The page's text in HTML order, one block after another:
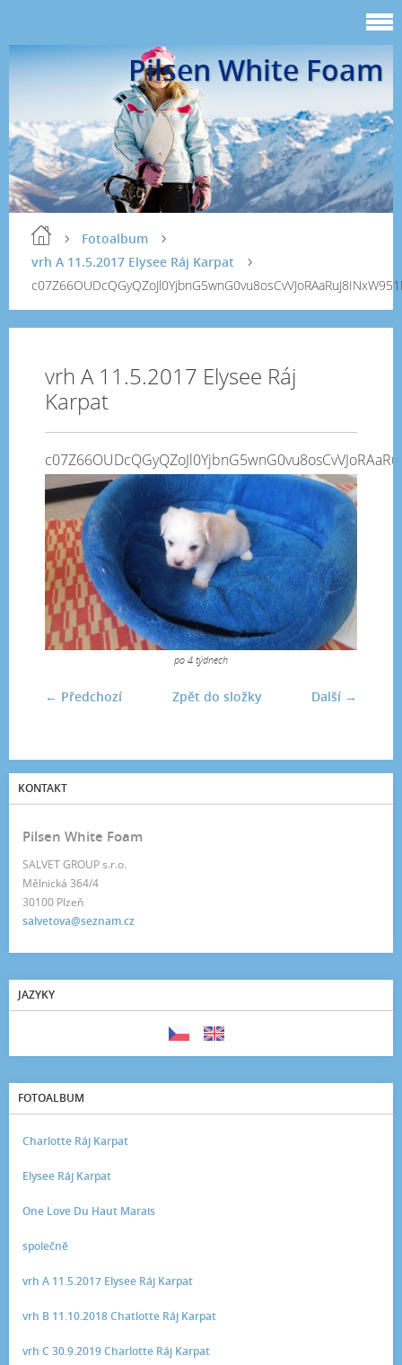
Pilsen White Foam
Fotoalbum
vrh A 11.5.2017 Elysee Ráj Karpat
vrh A 11.5.2017 Elysee Ráj
Karpat
po 4 týdnech
← Předchozí Další →
Zpět do složky
KONTAKT
Pilsen White Foam
SALVET GROUP s.r.o.
Mělnická 364/4
30100 Plzeň
salvetova@seznam.cz
JAZYKY
FOTOALBUM
Charlotte Ráj Karpat
Elysee Ráj Karpat
One Love Du Haut Marais
společně
vrh A 11.5.2017 Elysee Ráj Karpat
vrh B 11.10.2018 Chatlotte Ráj Karpat
vrh C 30.9.2019 Charlotte Ráj Karpat